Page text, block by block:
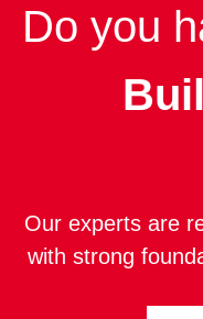
Do you
Our experts are
with strong